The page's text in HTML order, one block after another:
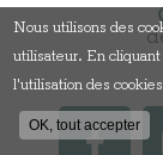
Nous utilisons des
utilisateur. En
l'utilisation des
OK, tout accepter